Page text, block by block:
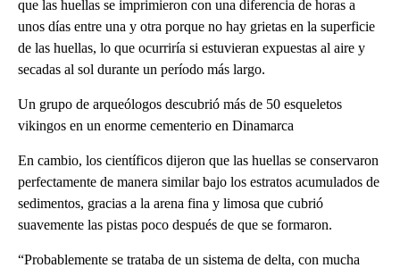
que las huellas se imprimieron con una diferencia de horas a
unos días entre una y otra porque no hay grietas en la superficie
de las huellas, lo que ocurriría si estuvieran expuestas al aire y
secadas al sol durante un período más largo.
Un grupo de arqueólogos descubrió más de 50 esqueletos
vikingos en un enorme cementerio en Dinamarca
En cambio, los científicos dijeron que las huellas se conservaron
perfectamente de manera similar bajo los estratos acumulados de
sedimentos, gracias a la arena fina y limosa que cubrió
suavemente las pistas poco después de que se formaron.
“Probablemente se trataba de un sistema de delta, con mucha